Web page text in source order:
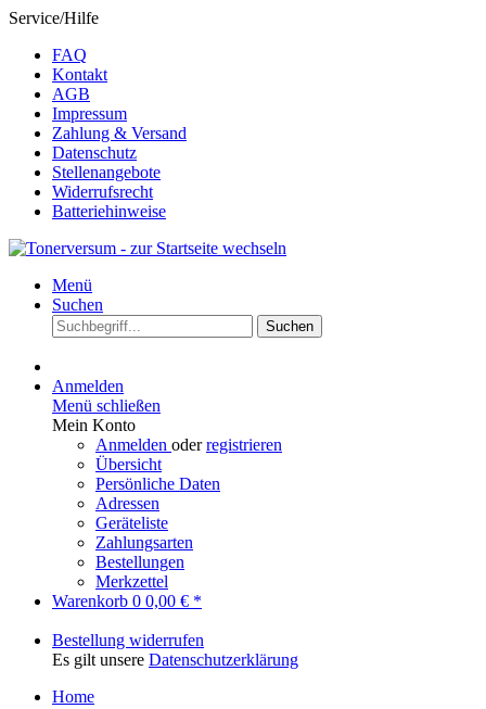
Service/Hilfe
FAQ
Kontakt
AGB
Impressum
Zahlung & Versand
Datenschutz
Stellenangebote
Widerrufsrecht
Batteriehinweise
Menü
Suchen
Suchen
Anmelden
Menü schließen
Mein Konto
Anmelden oderregistrieren
Übersicht
Persönliche Daten
Adressen
Geräteliste
Zahlungsarten
Bestellungen
Merkzettel
Warenkorb 0 0,00 € *
Bestellung widerrufen
Es gilt unsere Datenschutzerklärung
Home